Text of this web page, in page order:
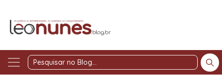
Pesquisar